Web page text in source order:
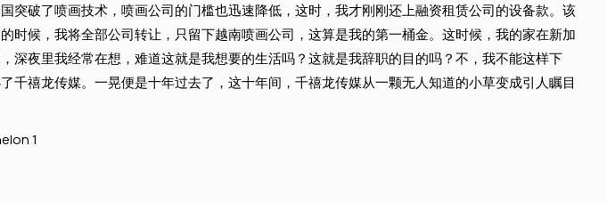
破了喷画技术，喷画公司的门槛也迅速降低，这时，我才刚刚还上融资租赁公司的设备款。该
候，我将全部公司转让，只留下越南喷画公司，这算是我的第一桶金。这时候，我的家在新加
夜里我经常在想，难道这就是我想要的生活吗？这就是我辞职的目的吗？不，我不能这样下
禧龙传媒。一晃便是十年过去了，这十年间，千禧龙传媒从一颗无人知道的小草变成引人瞩目